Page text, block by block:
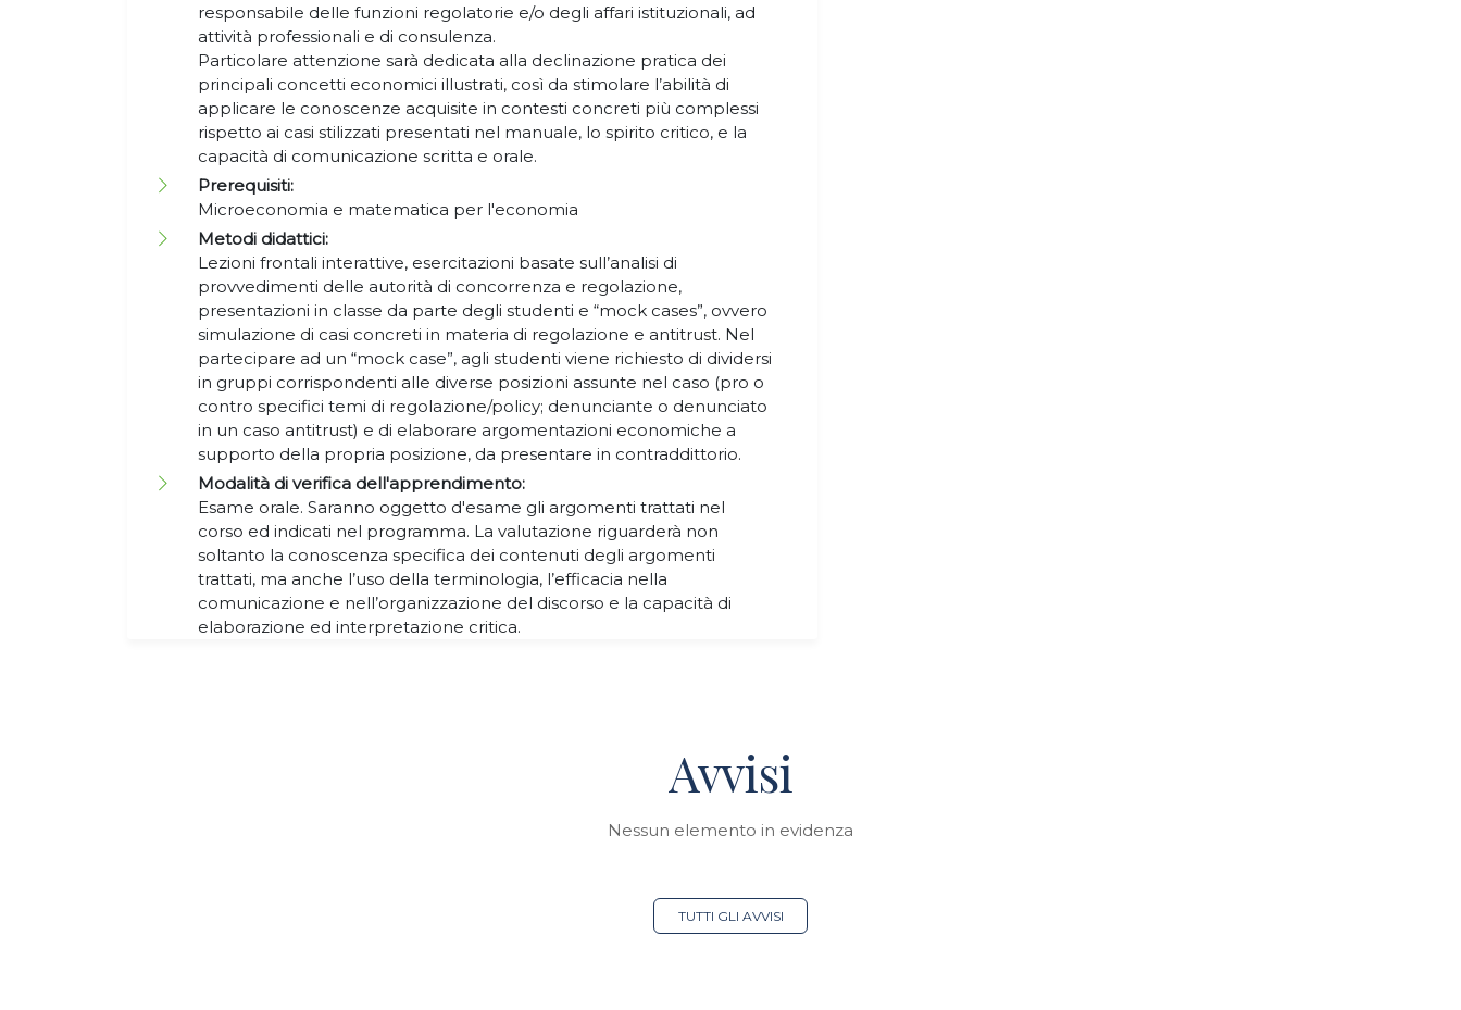
responsabile delle funzioni regolatorie e/o degli affari istituzionali, ad
attività professionali e di consulenza.
Particolare attenzione sarà dedicata alla declinazione pratica dei
principali concetti economici illustrati, così da stimolare l’abilità di
applicare le conoscenze acquisite in contesti concreti più complessi
rispetto ai casi stilizzati presentati nel manuale, lo spirito critico, e la
capacità di comunicazione scritta e orale.
Prerequisiti:
Microeconomia e matematica per l'economia
Metodi didattici:
Lezioni frontali interattive, esercitazioni basate sull’analisi di
provvedimenti delle autorità di concorrenza e regolazione,
presentazioni in classe da parte degli studenti e “mock cases”, ovvero
simulazione di casi concreti in materia di regolazione e antitrust. Nel
partecipare ad un “mock case”, agli studenti viene richiesto di dividersi
in gruppi corrispondenti alle diverse posizioni assunte nel caso (pro o
contro specifici temi di regolazione/policy; denunciante o denunciato
in un caso antitrust) e di elaborare argomentazioni economiche a
supporto della propria posizione, da presentare in contraddittorio.
Modalità di verifica dell'apprendimento:
Esame orale. Saranno oggetto d'esame gli argomenti trattati nel
corso ed indicati nel programma. La valutazione riguarderà non
soltanto la conoscenza specifica dei contenuti degli argomenti
trattati, ma anche l’uso della terminologia, l’efficacia nella
comunicazione e nell’organizzazione del discorso e la capacità di
elaborazione ed interpretazione critica.
Avvisi
Nessun elemento in evidenza
TUTTI GLI AVVISI